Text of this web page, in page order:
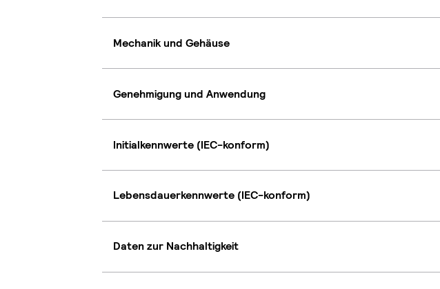
Mechanik und Gehäuse
Genehmigung und Anwendung
Initialkennwerte (IEC-konform)
Lebensdauerkennwerte (IEC-konform)
Daten zur Nachhaltigkeit